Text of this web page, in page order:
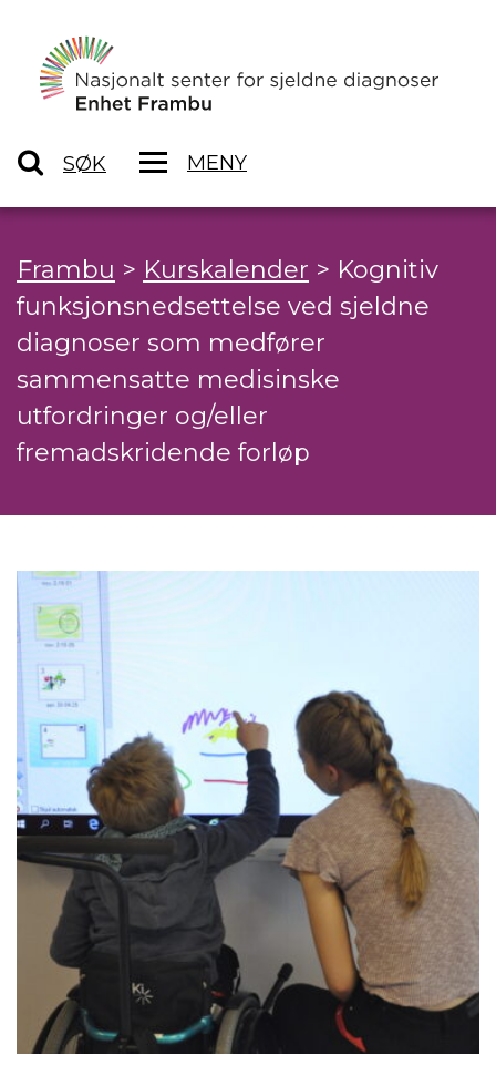
SØK MENY
Frambu > Kurskalender > Kognitiv
funksjonsnedsettelse ved sjeldne
diagnoser som medfører
sammensatte medisinske
utfordringer og/eller
fremadskridende forløp